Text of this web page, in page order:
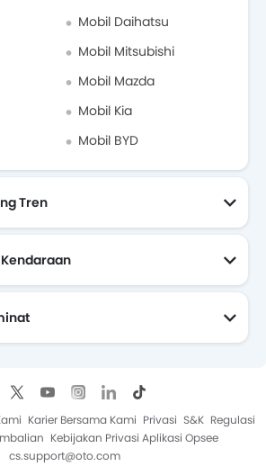
Mobil Daihatsu
Mobil Mitsubishi
Mobil Mazda
Mobil Kia
Mobil BYD
Tren
Karier Bersama Kami Privasi S&K Regulasi
Kebijakan Privasi Aplikasi Opsee
cs.support@oto.com